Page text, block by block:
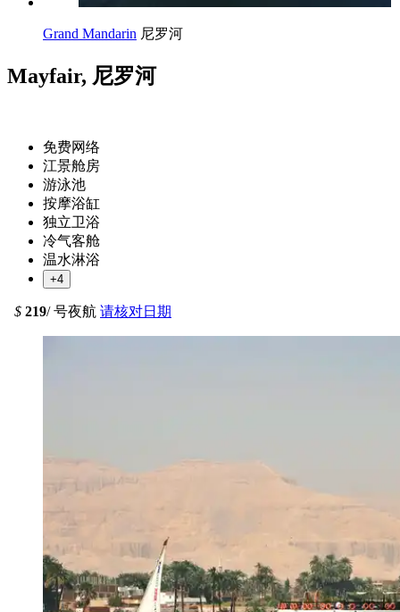
Grand Mandarin 尼罗河
Mayfair, 尼罗河
免费网络
江景舱房
游泳池
按摩浴缸
独立卫浴
冷气客舱
温水淋浴
+4
$ 219/ 号夜航 请核对日期